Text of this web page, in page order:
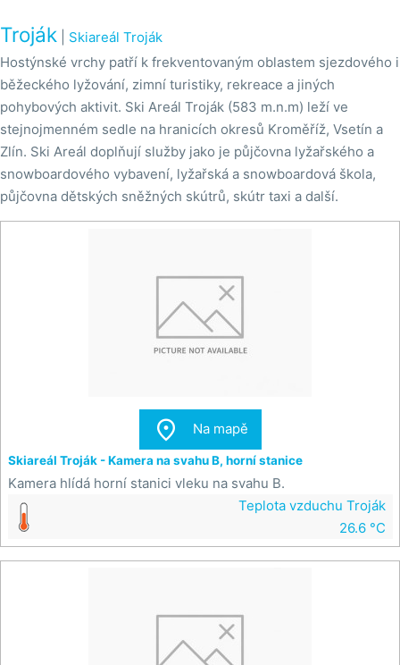
Troják
Skiareál Troják
Hostýnské vrchy patří k frekventovaným oblastem sjezdového i
běžeckého lyžování, zimní turistiky, rekreace a jiných
pohybových aktivit. Ski Areál Troják (583 m.n.m) leží ve
stejnojmenném sedle na hranicích okresů Kroměříž, Vsetín a
Zlín. Ski Areál doplňují služby jako je půjčovna lyžařského a
snowboardového vybavení, lyžařská a snowboardová škola,
půjčovna dětských sněžných skútrů, skútr taxi a další.
 Na mapě
Skiareál Troják - Kamera na svahu B, horní stanice
Kamera hlídá horní stanici vleku na svahu B.
Teplota vzduchu Troják
26.6 °C